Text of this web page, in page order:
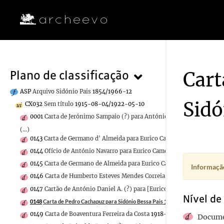
Plano de classificação
ASP Arquivo Sidónio Pais 1854/1966-12
CX032 Sem título 1915-08-04/1922-05-10
0001 Carta de Jerónimo Sampaio (?) para António Bessa Pais1918-
(...)
0143 Carta de Germano d' Almeida para Eurico Cameira e Sousa
0144 Ofício de António Navarro para Eurico Cameira e Sousa
0145 Carta de Germano de Almeida para Eurico Cameira e Sousa
0146 Carta de Humberto Esteves Mendes Correia para Eurico Cameira e
0147 Cartão de António Daniel A. (?) para [Eurico Cameira e Sousa]
0148Carta de Pedro Cachapuz para Sidónio Bessa Pais 1918-09-12/1918-09-12
0149 Carta de Boaventura Ferreira da Costa 1918-11-01/1918-11-01
Nível de